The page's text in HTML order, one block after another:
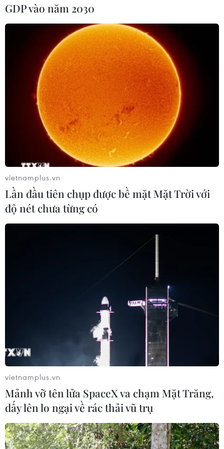
(TTXVN/Vietnam+)
#Quả thận #Phẫu thuật cắt bỏ
TIN LIÊN QUAN
GDP vào năm 2030
vietnamplus.vn
Lần đầu tiên chụp được bề mặt Mặt Trời với
độ nét chưa từng có
vietnamplus.vn
Mảnh vỡ tên lửa SpaceX va chạm Mặt Trăng,
dấy lên lo ngại về rác thải vũ trụ